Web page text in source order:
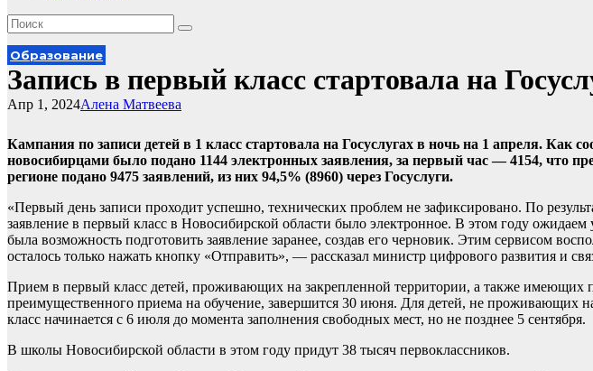
Образование
Запись в первый класс стартовала на
Алена Матвеева
Апр 1, 2024
Кампания по записи детей в 1 класс стартовала на Госуслугах в ночь на 1 апреля. Как
новосибирцами было подано 1144 электронных заявления, за первый час — 4154, что
регионе подано 9475 заявлений, из них 94,5% (8960) через Госуслуги.
«Первый день записи проходит успешно, технических проблем не зафиксировано. По
заявление в первый класс в Новосибирской области было электронное. В этом году ожидаем
была возможность подготовить заявление заранее, создав его черновик. Этим сервисом
осталось только нажать кнопку «Отправить», — рассказал министр цифрового развития и
Прием в первый класс детей, проживающих на закрепленной территории, а также имеющих
преимущественного приема на обучение, завершится 30 июня. Для детей, не проживающих
класс начинается с 6 июля до момента заполнения свободных мест, но не позднее 5 сентября.
В школы Новосибирской области в этом году придут 38 тысяч первоклассников.